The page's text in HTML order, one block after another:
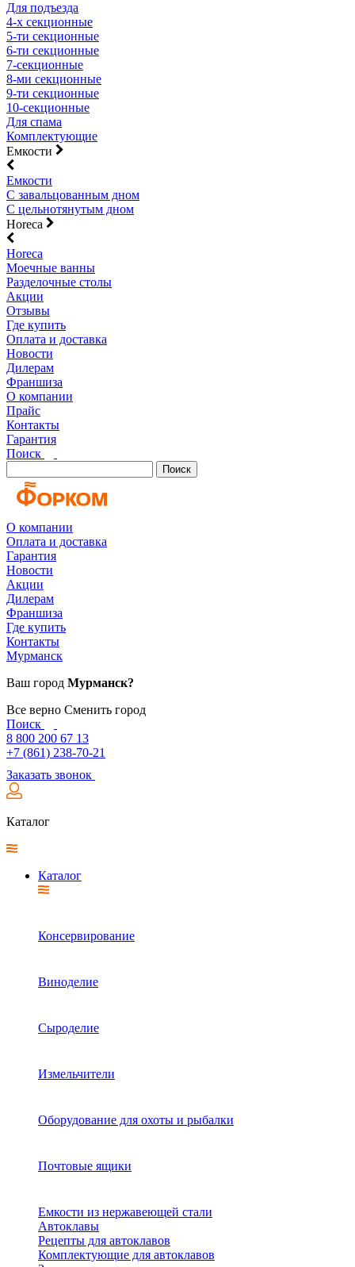
Для подъезда
4-х секционные
5-ти секционные
6-ти секционные
7-секционные
8-ми секционные
9-ти секционные
10-секционные
Для спама
Комплектующие
Емкости
Емкости
С завальцованным дном
С цельнотянутым дном
Horeca
Horeca
Моечные ванны
Разделочные столы
Акции
Отзывы
Где купить
Оплата и доставка
Новости
Дилерам
Франшиза
О компании
Прайс
Контакты
Гарантия
Поиск
Поиск
О компании
Оплата и доставка
Гарантия
Новости
Акции
Дилерам
Франшиза
Где купить
Контакты
Мурманск
Ваш город Мурманск?
Все верно Сменить город
Поиск
8 800 200 67 13
+7 (861) 238-70-21
Заказать звонок
Каталог
Каталог
Консервирование
Виноделие
Сыроделие
Измельчители
Оборудование для охоты и рыбалки
Почтовые ящики
Емкости из нержавеющей стали
Автоклавы
Рецепты для автоклавов
Комплектующие для автоклавов